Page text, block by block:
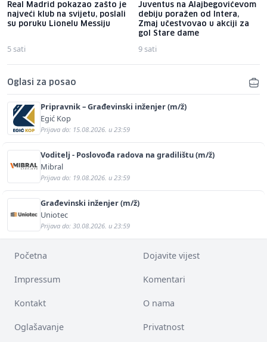
Real Madrid pokazao zašto je
najveći klub na svijetu, poslali
su poruku Lionelu Messiju
5 sati
Juventus na Alajbegovićevom
debiju poražen od Intera,
Zmaj učestvovao u akciji za
gol Stare dame
9 sati
Oglasi za posao
Pripravnik – Građevinski inženjer (m/ž)
Egić Kop
Prijava do: 15.08.2026. u 23:59
Voditelj - Poslovođa radova na gradilištu (m/ž)
Mibral
Prijava do: 19.08.2026. u 23:59
Građevinski inženjer (m/ž)
Uniotec
Prijava do: 30.08.2026. u 23:59
Početna Dojavite vijest
Impressum Komentari
Kontakt O nama
Oglašavanje Privatnost